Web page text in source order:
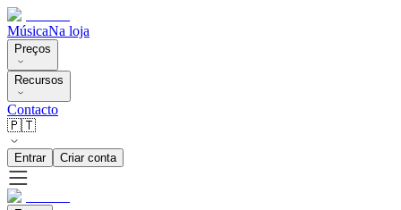
MúsicaNa loja
Preços
Recursos
Contacto
🇵🇹
Entrar Criar conta